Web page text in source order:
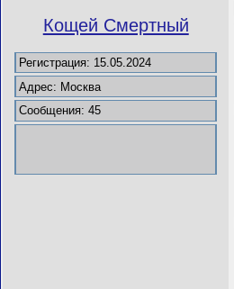
Кощей Смертный
Регистрация: 15.05.2024
Адрес: Москва
Сообщения: 45